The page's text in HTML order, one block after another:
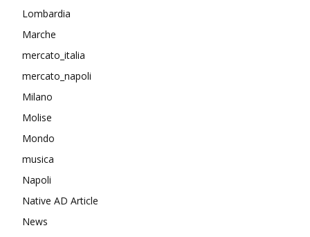
Lombardia
Marche
mercato_italia
mercato_napoli
Milano
Molise
Mondo
musica
Napoli
Native AD Article
News